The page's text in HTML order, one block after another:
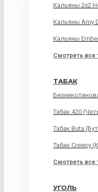
Кальяны 2х2
Кальяны Amy
Кальяны
Смотреть все
ТАБАК
Табак 420
Табак Buta
Табак Creepy
Смотреть все
УГОЛЬ